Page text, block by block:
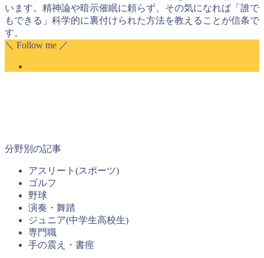
います。精神論や暗示催眠に頼らず、その気になれば「誰で
もできる」科学的に裏付けられた方法を教えることが信条で
す。
＼ Follow me ／
分野別の記事
アスリート(スポーツ)
ゴルフ
野球
演奏・舞踏
ジュニア(中学生高校生)
専門職
手の震え・書痙